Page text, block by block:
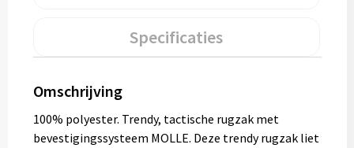
Lunchboxen
Snoep
Muntjes
Specificaties
Omschrijving
100% polyester. Trendy, tactische rugzak met
bevestigingssysteem MOLLE. Deze trendy rugzak liet